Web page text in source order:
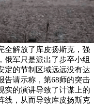
全解放了库皮扬斯克，强
俄军只是派出了步卒小组
定的节制区域远远没有达
告请示称，第68师的突击
实的演讲导致了计谋上的
线，从而导致库皮扬斯克